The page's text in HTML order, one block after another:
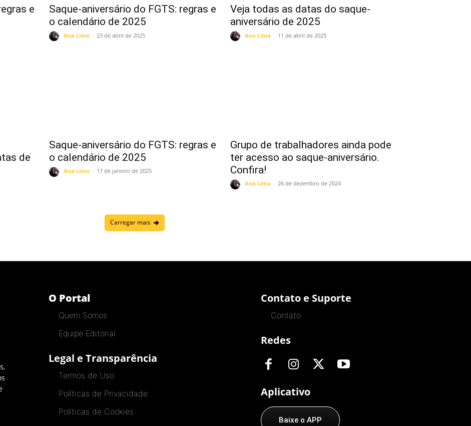
e
Saque-aniversário do FGTS: regras e
o calendário de 2025
Ana Lima - 23 de abril de 2025
Veja todas as datas do saque-
aniversário de 2025
Ana Lima - 11 de abril de 2025
de
Saque-aniversário do FGTS: regras e
o calendário de 2025
Ana Lima - 17 de janeiro de 2025
Grupo de trabalhadores ainda pode
ter acesso ao saque-aniversário.
Confira!
Ana Lima - 26 de dezembro de 2024
Carregar mais
O Portal
Quem Somos
Equipe Editorial
Legal e Transparência
Termos de Uso
Políticas de Privacidade
Políticas de Cookies
Contato e Suporte
Contato
Redes
Aplicativo
Baixe o APP